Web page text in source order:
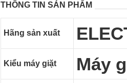
THÔNG TIN SẢN PHẨM
Hãng sản xuất
Kiểu máy giặt Máy